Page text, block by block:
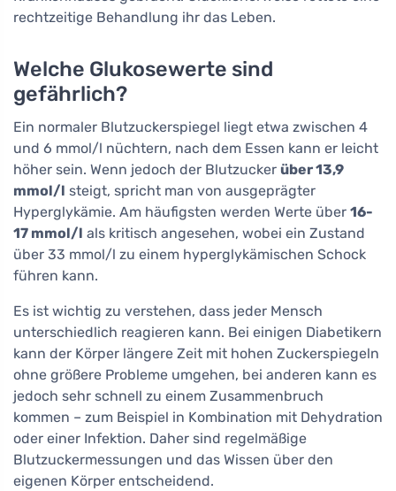
rechtzeitige Behandlung ihr das Leben.
Welche Glukosewerte sind
gefährlich?
Ein normaler Blutzuckerspiegel liegt etwa zwischen 4
und 6 mmol/l nüchtern, nach dem Essen kann er leicht
höher sein. Wenn jedoch der Blutzucker über 13,9
mmol/l steigt, spricht man von ausgeprägter
Hyperglykämie. Am häufigsten werden Werte über 16-
17 mmol/l als kritisch angesehen, wobei ein Zustand
über 33 mmol/l zu einem hyperglykämischen Schock
führen kann.
Es ist wichtig zu verstehen, dass jeder Mensch
unterschiedlich reagieren kann. Bei einigen Diabetikern
kann der Körper längere Zeit mit hohen Zuckerspiegeln
ohne größere Probleme umgehen, bei anderen kann es
jedoch sehr schnell zu einem Zusammenbruch
kommen – zum Beispiel in Kombination mit Dehydration
oder einer Infektion. Daher sind regelmäßige
Blutzuckermessungen und das Wissen über den
eigenen Körper entscheidend.